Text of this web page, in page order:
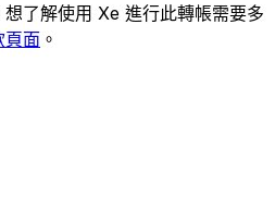
了解使用 Xe 進行此轉帳需要多
頁面 。